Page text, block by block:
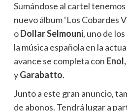
Sumándose al cartel tenemos
nuevo álbum ‘Los Cobardes
oDollar Selmouni, uno de
la música española en la
avance se completa con
yGarabatto.
Junto a este gran anuncio,
de abonos. Tendrá lugar a